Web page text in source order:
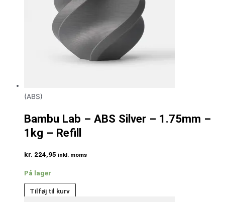
(ABS)
Bambu Lab – ABS Silver – 1.75mm –
1kg – Refill
kr. 224,95 inkl. moms
På lager
Tilføj til kurv